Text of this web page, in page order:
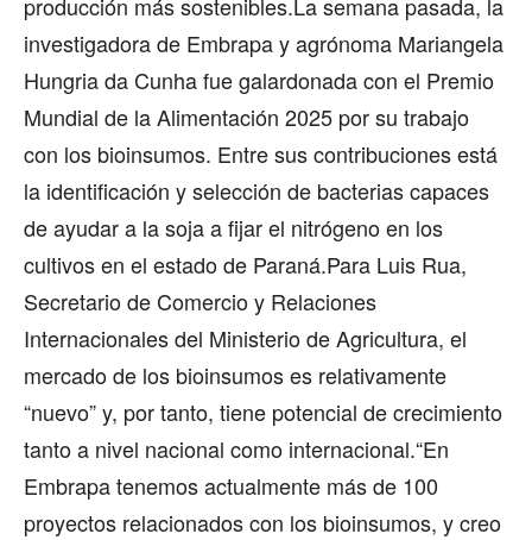
producción más sostenibles.La semana pasada, la
investigadora de Embrapa y agrónoma Mariangela
Hungria da Cunha fue galardonada con el Premio
Mundial de la Alimentación 2025 por su trabajo
con los bioinsumos. Entre sus contribuciones está
la identificación y selección de bacterias capaces
de ayudar a la soja a fijar el nitrógeno en los
cultivos en el estado de Paraná.Para Luis Rua,
Secretario de Comercio y Relaciones
Internacionales del Ministerio de Agricultura, el
mercado de los bioinsumos es relativamente
“nuevo” y, por tanto, tiene potencial de crecimiento
tanto a nivel nacional como internacional.“En
Embrapa tenemos actualmente más de 100
proyectos relacionados con los bioinsumos, y creo